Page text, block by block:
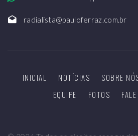
radialista@pauloferraz.com.br
INICIAL NOTÍCIAS SOBRE
EQUIPE
FOTOS